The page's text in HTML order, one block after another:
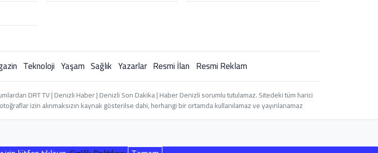
Teknoloji Yaşam Sağlık Yazarlar Resmi İlan Resmi Reklam
DRT TV | Denizli Haber | Denizli Son Dakika | Haber Denizli sorumlu tutulamaz. Sitedeki tüm harici
izin alınmaksızın kaynak gösterilse dahi, herhangi bir ortamda kullanılamaz ve yayınlanamaz